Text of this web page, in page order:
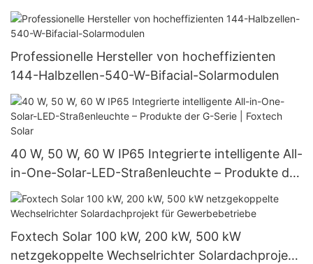
Professionelle Hersteller von hocheffizienten
144-Halbzellen-540-W-Bifacial-Solarmodulen
40 W, 50 W, 60 W IP65 Integrierte intelligente All-
in-One-Solar-LED-Straßenleuchte – Produkte der
G-Serie | Foxtech Solar
Foxtech Solar 100 kW, 200 kW, 500 kW
netzgekoppelte Wechselrichter Solardachprojekt